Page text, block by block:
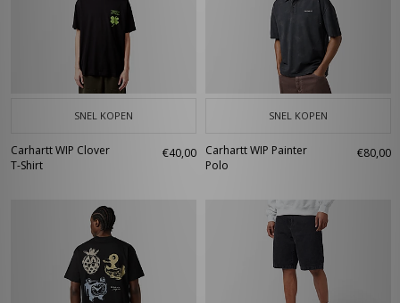
SNEL KOPEN
Carhartt WIP Clover
T-Shirt
€40,00
SNEL KOPEN
Carhartt WIP Painter
Polo
€80,00